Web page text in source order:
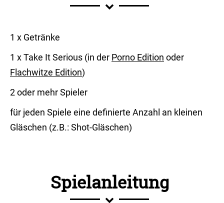
1 x Getränke
1 x Take It Serious (in der Porno Edition oder
Flachwitze Edition)
2 oder mehr Spieler
für jeden Spiele eine definierte Anzahl an kleinen
Gläschen (z.B.: Shot-Gläschen)
Spielanleitung